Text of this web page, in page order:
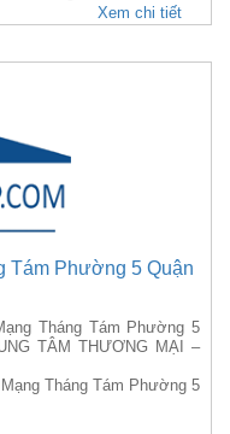
Xem chi tiết
Tám Phường 5 Quận
Tháng Tám Phường 5
TÂM THƯƠNG MẠI –
Tháng Tám Phường 5